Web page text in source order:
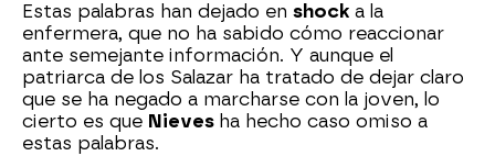
Estas palabras han dejado en shock a la
enfermera, que no ha sabido cómo reaccionar
ante semejante información. Y aunque el
patriarca de los Salazar ha tratado de dejar claro
que se ha negado a marcharse con la joven, lo
cierto es que Nieves ha hecho caso omiso a
estas palabras.